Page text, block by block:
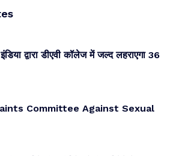
द्वारा डीएवी कॉलेज में जल्द लहराएगा 36
Committee Against Sexual